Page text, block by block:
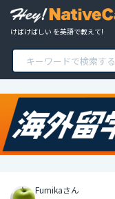
けばけばしい を英語で教えて!
Fumikaさん